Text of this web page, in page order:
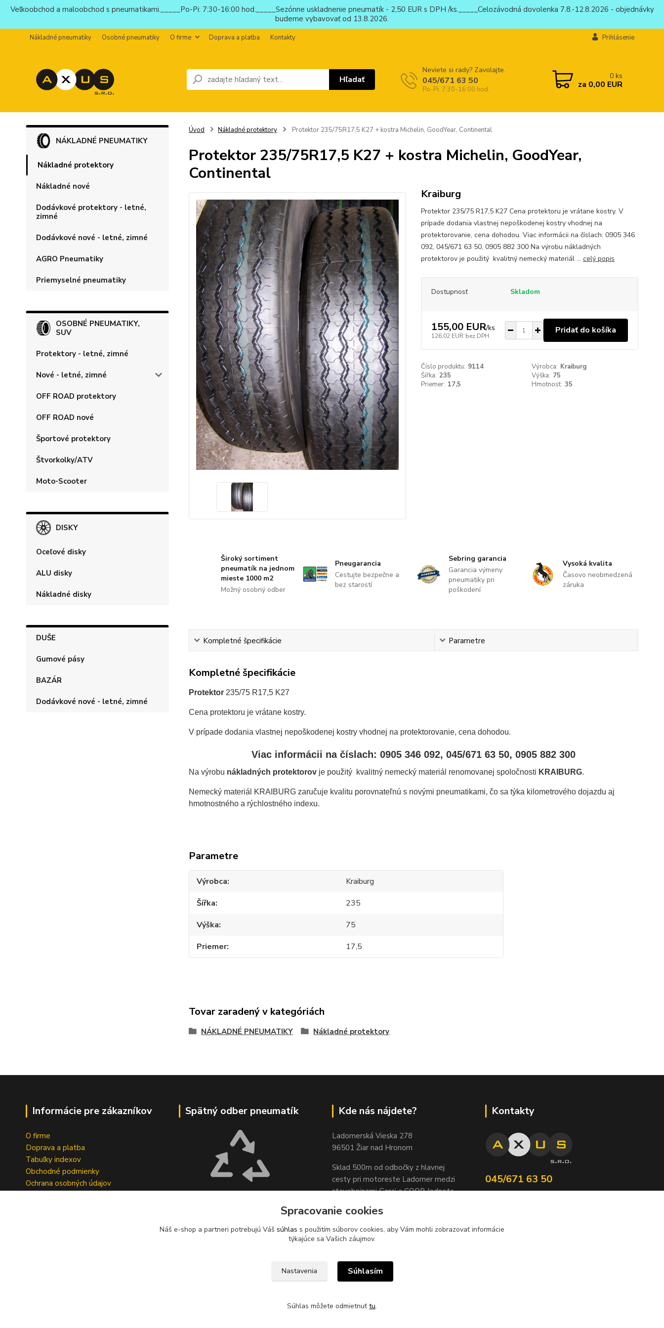
Veľkoobchod a maloobchod s pneumatikami._____Po-Pi: 7:30-16:00 hod._____Sezónne uskladnenie pneumatík - 2,50 EUR s DPH /ks._____Celozávodná dovolenka 7.8.-12.8.2026 - objednávky
budeme vybavovať od 13.8.2026.
Nákladné pneumatiky Osobné pneumatiky O firme Doprava a platba Kontakty Prihlásenie
Hľadať
Neviete si rady? Zavolajte.
045/671 63 50
Po-Pi: 7:30-16:00 hod.
0 ks
za 0,00 EUR
NÁKLADNÉ PNEUMATIKY
Nákladné protektory
Nákladné nové
Dodávkové protektory - letné,
zimné
Dodávkové nové - letné, zimné
AGRO Pneumatiky
Priemyselné pneumatiky
OSOBNÉ PNEUMATIKY,
SUV
Protektory - letné, zimné
Nové - letné, zimné
OFF ROAD protektory
OFF ROAD nové
Športové protektory
Štvorkolky/ATV
Moto-Scooter
DISKY
Oceľové disky
ALU disky
Nákladné disky
DUŠE
Gumové pásy
BAZÁR
Dodávkové nové - letné, zimné
Úvod Nákladné protektory Protektor 235/75R17,5 K27 + kostra Michelin, GoodYear, Continental
Protektor 235/75R17,5 K27 + kostra Michelin, GoodYear,
Continental
Kraiburg
Protektor 235/75 R17,5 K27 Cena protektoru je vrátane kostry. V
prípade dodania vlastnej nepoškodenej kostry vhodnej na
protektorovanie, cena dohodou. Viac informácii na číslach: 0905 346
092, 045/671 63 50, 0905 882 300 Na výrobu nákladných
protektorov je použitý kvalitný nemecký materiál ... celý popis
Dostupnosť Skladom
155,00 EUR/ks
126,02 EUR bez DPH
Pridať do košíka
Číslo produktu: 9114 Výrobca: Kraiburg
Šířka: 235 Výška: 75
Priemer: 17,5 Hmotnost: 35
Široký sortiment
pneumatík na jednom
mieste 1000 m2
Možný osobný odber
Pneugarancia
Cestujte bezpečne a
bez starostí
Sebring garancia
Garancia výmeny
pneumatiky pri
poškodení
Vysoká kvalita
Časovo neobmedzená
záruka
Kompletné špecifikácie Parametre
Kompletné špecifikácie
Protektor235/75 R17,5 K27
Cena protektoru je vrátane kostry.
V prípade dodania vlastnej nepoškodenej kostry vhodnej na protektorovanie, cena dohodou.
Viac informácii na číslach: 0905 346 092, 045/671 63 50, 0905 882 300
Na výrobu nákladných protektorovje použitý kvalitný nemecký materiál renomovanej spoločnosti KRAIBURG.
Nemecký materiál KRAIBURG zaručuje kvalitu porovnateľnú s novými pneumatikami, čo sa týka kilometrového dojazdu aj
hmotnostného a rýchlostného indexu.
Parametre
Výrobca
Kraiburg
Šířka
235
Výška
75
Priemer
17,5
Tovar zaradený v kategóriách
NÁKLADNÉ PNEUMATIKY Nákladné protektory
Informácie pre zákazníkov
O firme
Doprava a platba
Tabuľky indexov
Obchodné podmienky
Ochrana osobných údajov
Spätný odber pneumatík
bezplatný spätný zber odpadových
pneumatík v sídle spoločnosti na ul.
Geromettova 78, 96621 Lovča.
Kde nás nájdete?
Ladomerská Vieska 278
96501 Žiar nad Hronom
Sklad 500m od odbočky z hlavnej
cesty pri motoreste Ladomer medzi
stavebninami Garaj a COOP Jednota
Kontakty
045/671 63 50
Spracovanie cookies
Náš e-shop a partneri potrebujú Váš súhlas s použitím súborov cookies, aby Vám mohli zobrazovať informácie
týkajúce sa Vašich záujmov.
Nastavenia Súhlasím
Súhlas môžete odmietnuť tu.